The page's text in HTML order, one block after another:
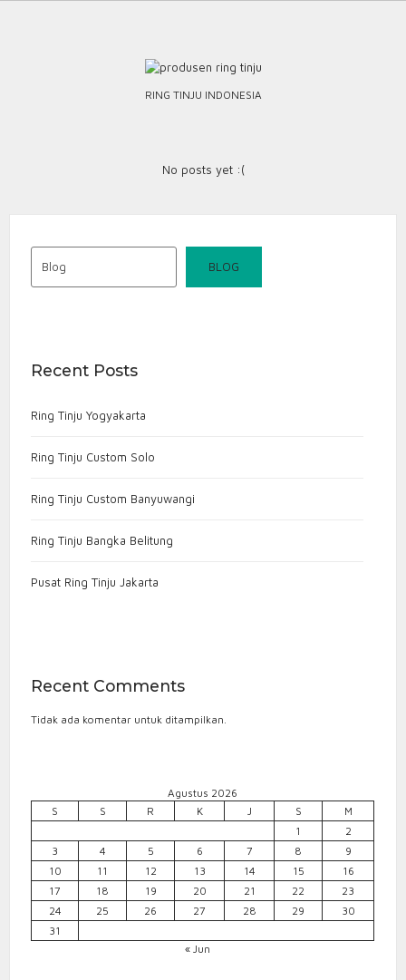
RING TINJU INDONESIA
No posts yet :(
BLOG
Recent Posts
Ring Tinju Yogyakarta
Ring Tinju Custom Solo
Ring Tinju Custom Banyuwangi
Ring Tinju Bangka Belitung
Pusat Ring Tinju Jakarta
Recent Comments
Tidak ada komentar untuk ditampilkan.
Agustus 2026
S
S R K J S
M
1
2
3
4 5 6 7 8
9
10
11 12 13 14 15
16
17
18 19 20 21 22
23
24
25 26 27 28 29
30
31
« Jun